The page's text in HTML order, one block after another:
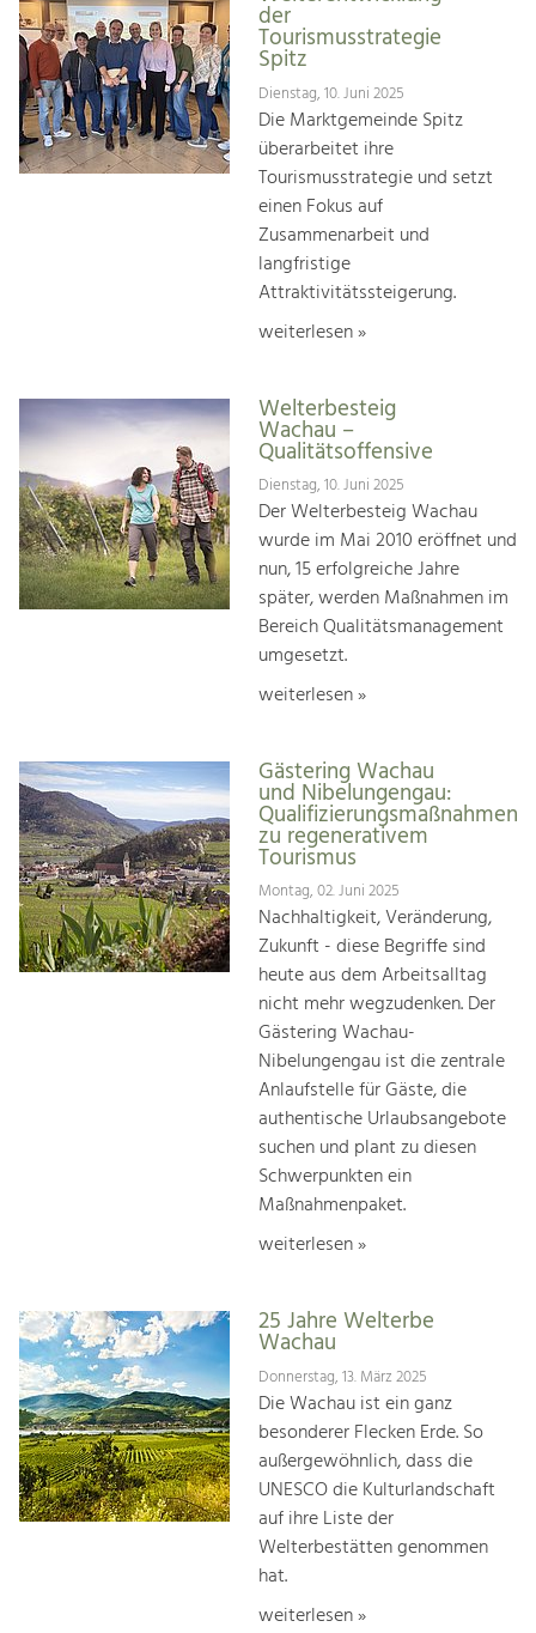
der
Tourismusstrategie
Spitz
Dienstag, 10. Juni 2025
Die Marktgemeinde Spitz
überarbeitet ihre
Tourismusstrategie und setzt
einen Fokus auf
Zusammenarbeit und
langfristige
Attraktivitätssteigerung.
weiterlesen »
Welterbesteig
Wachau –
Qualitätsoffensive
Dienstag, 10. Juni 2025
Der Welterbesteig Wachau
wurde im Mai 2010 eröffnet und
nun, 15 erfolgreiche Jahre
später, werden Maßnahmen im
Bereich Qualitätsmanagement
umgesetzt.
weiterlesen »
Gästering Wachau
und Nibelungengau:
Qualifizierungsmaßnahmen
zu regenerativem
Tourismus
Montag, 02. Juni 2025
Nachhaltigkeit, Veränderung,
Zukunft - diese Begriffe sind
heute aus dem Arbeitsalltag
nicht mehr wegzudenken. Der
Gästering Wachau-
Nibelungengau ist die zentrale
Anlaufstelle für Gäste, die
authentische Urlaubsangebote
suchen und plant zu diesen
Schwerpunkten ein
Maßnahmenpaket.
weiterlesen »
25 Jahre Welterbe
Wachau
Donnerstag, 13. März 2025
Die Wachau ist ein ganz
besonderer Flecken Erde. So
außergewöhnlich, dass die
UNESCO die Kulturlandschaft
auf ihre Liste der
Welterbestätten genommen
hat.
weiterlesen »